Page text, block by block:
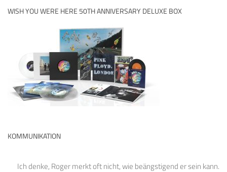
WISH YOU WERE HERE 50TH ANNIVERSARY DELUXE BOX
KOMMUNIKATION
Ich denke, Roger merkt oft nicht, wie beängstigend er sein kann.